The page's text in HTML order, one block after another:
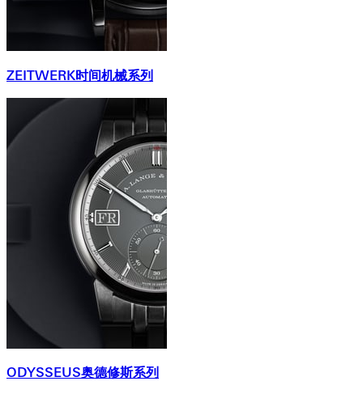
ZEITWERK时间机械系列
ODYSSEUS奥德修斯系列